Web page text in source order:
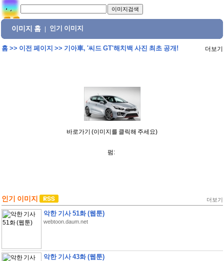
이미지 홈 인기 이미지
홈>> 이전 페이지 >> 기아車, '씨드 GT'해치백 사진 최초 공개! 더보기
바로가기 (이미지를 클릭해 주세요)
펌:
인기 이미지 더보기
악한 기사 51화 (웹툰)
webtoon.daum.net
악한 기사 43화 (웹툰)